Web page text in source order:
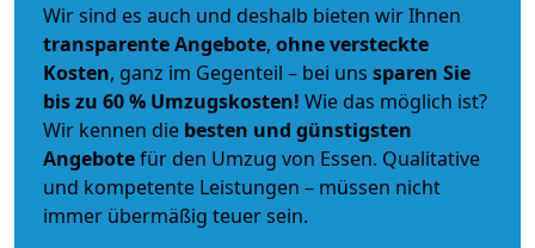
Wir sind es auch und deshalb bieten wir Ihnen
transparente Angebote, ohne versteckte
Kosten, ganz im Gegenteil – bei uns sparen Sie
bis zu 60 % Umzugskosten! Wie das möglich ist?
Wir kennen die besten und günstigsten
Angebotefür den Umzug von Essen. Qualitative
und kompetente Leistungen – müssen nicht
immer übermäßig teuer sein.